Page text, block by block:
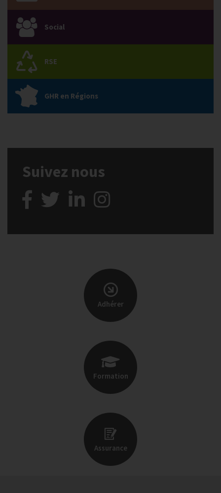
Social
RSE
GHR en Régions
Suivez nous
Adhérer
Formation
Assurance